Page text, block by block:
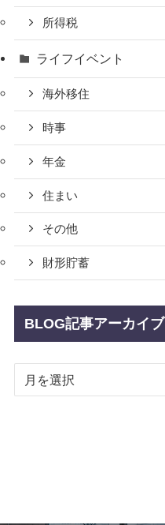
所得税
ライフイベント
海外移住
時事
年金
住まい
その他
財形貯蓄
BLOG記事アーカイブ
BLOG